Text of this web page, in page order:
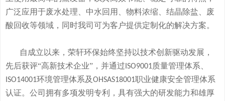
广泛应用于废水处理、中水回用、物料浓缩、结晶除盐、废
酸回收等领域， 同时我司可为客户提供定制化的解决方案。
自成立以来，荣轩环保始终坚持以技术创新驱动发展，
先后获评“高新技术企业”，并通过 ISO9001质量管理体系、
ISO14001环境管理体系及OHSAS18001职业健康安全管理体系
认证。公司拥有多项发明专利，具有强大的研发能力和雄厚